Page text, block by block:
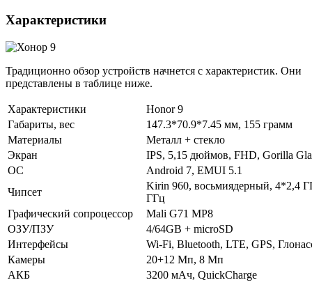
Характеристики
Традиционно обзор устройств начнется с характеристик. Они
представлены в таблице ниже.
Характеристики
Honor 9
Габариты, вес
147.3*70.9*7.45 мм, 155 грамм
Материалы
Металл + стекло
Экран
IPS, 5,15 дюймов, FHD, Gorilla
ОС
Android 7, EMUI 5.1
Чипсет
Kirin 960, восьмиядерный, 4*2,4
ГГц
Графический сопроцессор
Mali G71 MP8
ОЗУ/ПЗУ
4/64GB + microSD
Интерфейсы
Wi-Fi, Bluetooth, LTE, GPS,
Камеры
20+12 Мп, 8 Мп
АКБ
3200 мАч, QuickCharge